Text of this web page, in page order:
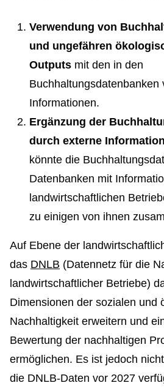
Verwendung von
und ungefähren
Outputs mit den in den
Buchhaltungsdatenbanken
Informationen.
Ergänzung der
durch externe
könnte die
Datenbanken mit
landwirtschaftlichen
zu einigen von ihnen
Auf Ebene der
das DNLB (Datennetz für die
landwirtschaftlicher Betriebe)
Dimensionen der sozialen und
Nachhaltigkeit erweitern und
Bewertung der nachhaltigen
ermöglichen. Es ist jedoch
die DNLB-Daten vor 2027